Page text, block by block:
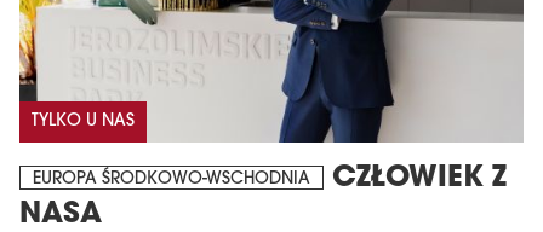
TYLKO U NAS
EUROPA ŚRODKOWO-WSCHODNIA
CZŁOWIEK Z
NASA